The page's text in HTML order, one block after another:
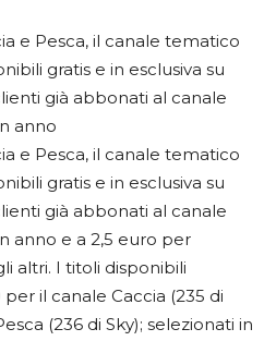
e Pesca, il canale tematico
gratis e in esclusiva su
già abbonati al canale
anno
e Pesca, il canale tematico
gratis e in esclusiva su
già abbonati al canale
anno e a 2,5 euro per
altri. I titoli disponibili
il canale Caccia (235 di
(236 di Sky); selezionati in